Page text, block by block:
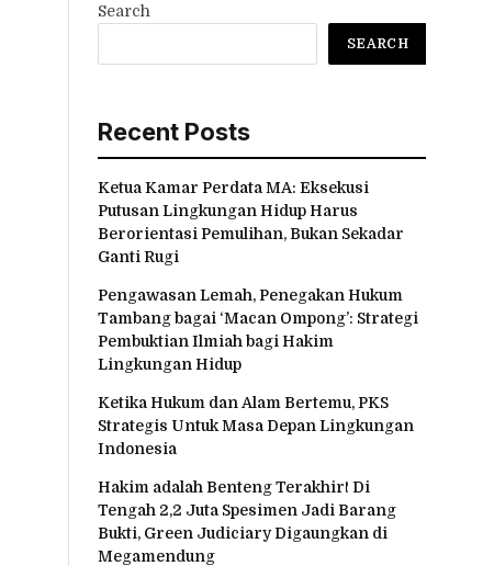
Search
SEARCH
Recent Posts
Ketua Kamar Perdata MA: Eksekusi
Putusan Lingkungan Hidup Harus
Berorientasi Pemulihan, Bukan Sekadar
Ganti Rugi
Pengawasan Lemah, Penegakan Hukum
Tambang bagai ‘Macan Ompong’: Strategi
Pembuktian Ilmiah bagi Hakim
Lingkungan Hidup
Ketika Hukum dan Alam Bertemu, PKS
Strategis Untuk Masa Depan Lingkungan
Indonesia
Hakim adalah Benteng Terakhir! Di
Tengah 2,2 Juta Spesimen Jadi Barang
Bukti, Green Judiciary Digaungkan di
Megamendung